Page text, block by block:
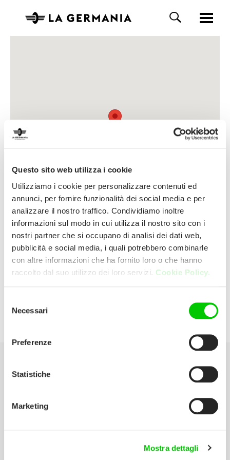
Questo sito web utilizza i cookie
Utilizziamo i cookie per personalizzare contenuti ed
annunci, per fornire funzionalità dei social media e per
analizzare il nostro traffico. Condividiamo inoltre
informazioni sul modo in cui utilizza il nostro sito con i
nostri partner che si occupano di analisi dei dati web,
pubblicità e social media, i quali potrebbero combinarle
con altre informazioni che ha fornito loro o che hanno
raccolto dal suo utilizzo dei loro servizi. Cookie Policy.
delNecessari
Preferenze
Statistiche
Marketing
Mostra dettagli
Syrtis Srl
P:06 91607007
Seleziona la tua Area
Scarica il catalogo